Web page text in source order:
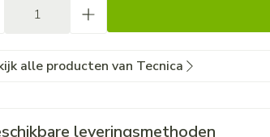
alle producten van Tecnica
leveringsmethoden